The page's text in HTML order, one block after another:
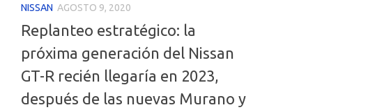
NISSAN AGOSTO 9, 2020
Replanteo estratégico: la
próxima generación del Nissan
GT-R recién llegaría en 2023,
después de las nuevas Murano y